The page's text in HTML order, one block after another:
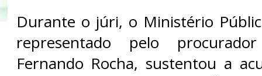
Durante o júri, o Ministério
representado pelo
Fernando Rocha, sustentou a